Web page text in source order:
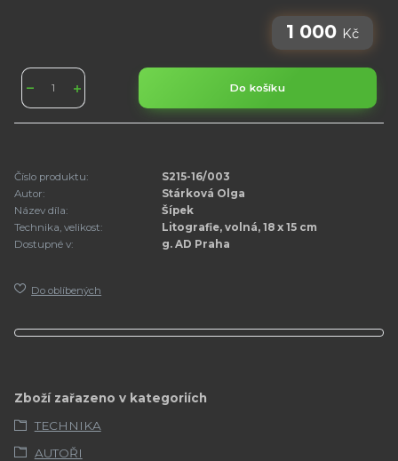
1 000 Kč
Do košíku
Číslo produktu:
S215-16/003
Autor:
Stárková Olga
Název díla:
Šípek
Technika, velikost:
Litografie, volná, 18 x 15 cm
Dostupné v:
g. AD Praha
Do oblíbených
Zboží zařazeno v kategoriích
TECHNIKA
AUTOŘI